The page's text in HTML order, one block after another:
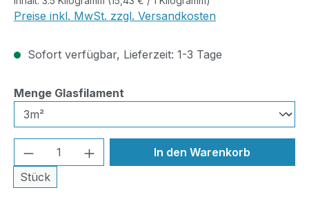
Preise inkl. MwSt. zzgl. Versandkosten
Sofort verfügbar, Lieferzeit: 1-3 Tage
Menge Glasfilament
Produkt Anzahl: Gib den
Stück
In den Warenkorb